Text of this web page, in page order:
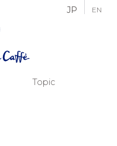
JP EN
Topic